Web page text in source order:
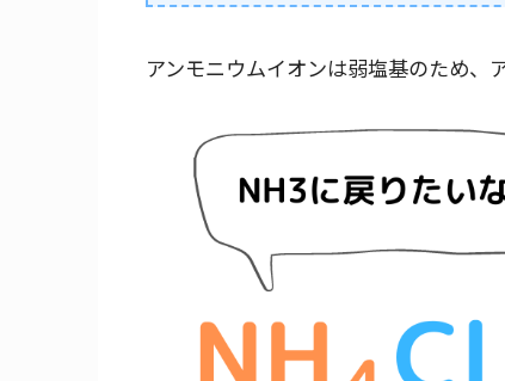
アンモニウムイオンは弱塩基のため、